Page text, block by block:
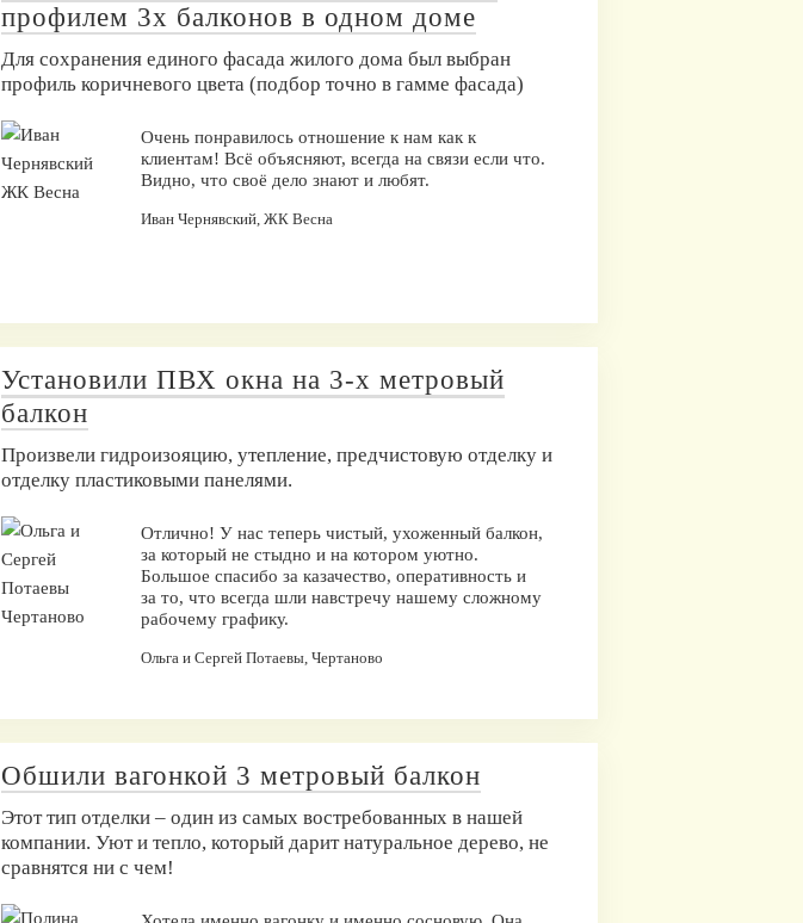
профилем 3х балконов в одном доме
Для сохранения единого фасада жилого дома был выбран
профиль коричневого цвета (подбор точно в гамме фасада)
Очень понравилось отношение к нам как к
клиентам! Всё объясняют, всегда на связи если что.
Видно, что своё дело знают и любят.
Иван Чернявский, ЖК Весна
Установили ПВХ окна на 3-х метровый
балкон
Произвели гидроизояцию, утепление, предчистовую отделку и
отделку пластиковыми панелями.
Отлично! У нас теперь чистый, ухоженный балкон,
за который не стыдно и на котором уютно.
Большое спасибо за казачество, оперативность и
за то, что всегда шли навстречу нашему сложному
рабочему графику.
Ольга и Сергей Потаевы, Чертаново
Обшили вагонкой 3 метровый балкон
Этот тип отделки – один из самых востребованных в нашей
компании. Уют и тепло, который дарит натуральное дерево, не
сравнятся ни с чем!